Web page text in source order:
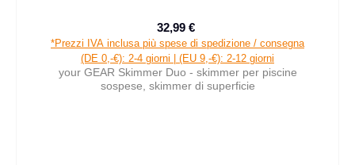
Prezzo di vendita:
32,99 €
*Prezzi IVA inclusa più spese di spedizione / consegna
(DE 0,-€): 2-4 giorni | (EU 9,-€): 2-12 giorni
your GEAR Skimmer Duo - skimmer per piscine
sospese, skimmer di superficie